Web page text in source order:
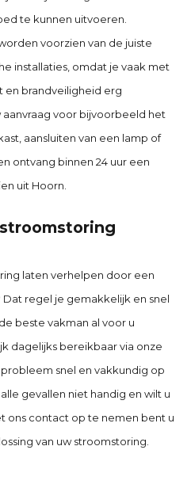
te kunnen uitvoeren.
voorzien van de juiste
installaties, omdat je vaak met
en brandveiligheid erg
aanvraag voor bijvoorbeeld het
aansluiten van een lamp of
ontvang binnen 24 uur een
uit Hoorn.
laten verhelpen door een
Dat regel je gemakkelijk en snel
beste vakman al voor u
dagelijks bereikbaar via onze
snel en vakkundig op
gevallen niet handig en wilt u
ons contact op te nemen bent u
van uw stroomstoring.